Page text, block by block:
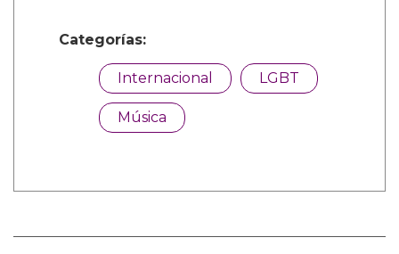
Categorías:
Internacional LGBT
Música